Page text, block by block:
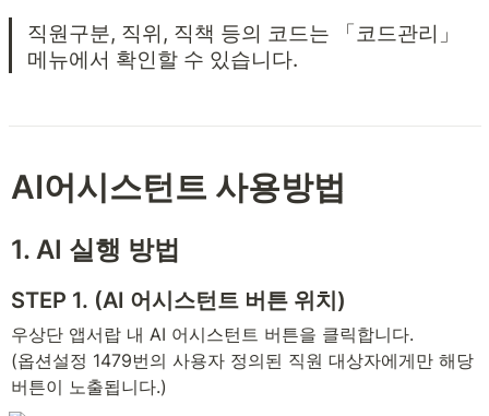
직원구분, 직위, 직책 등의 코드는 「코드관리」
메뉴에서 확인할 수 있습니다.
AI어시스턴트 사용방법
1. AI 실행 방법
STEP 1. (AI 어시스턴트 버튼 위치)
우상단 앱서랍 내 AI 어시스턴트 버튼을 클릭합니다.
(옵션설정 1479번의 사용자 정의된 직원 대상자에게만 해당
버튼이 노출됩니다.)